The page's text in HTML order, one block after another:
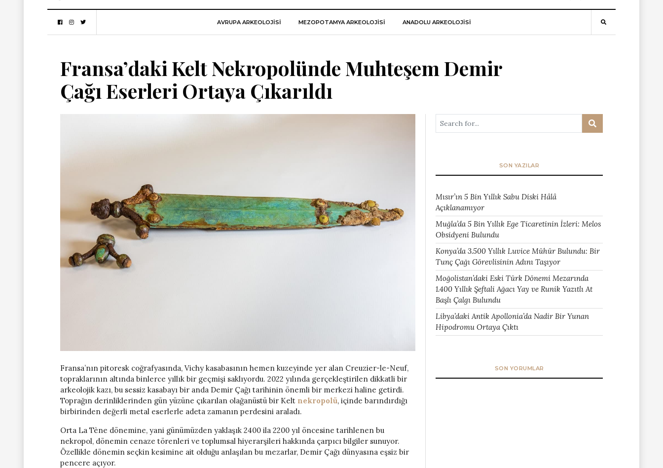
AVRUPA ARKEOLOJISI MEZOPOTAMYA ARKEOLOJISI ANADOLU ARKEOLOJİSİ
Fransa’daki Kelt Nekropolünde Muhteşem Demir
Çağı Eserleri Ortaya Çıkarıldı
Fransa’nın pitoresk coğrafyasında, Vichy kasabasının hemen kuzeyinde yer alan Creuzier-le-Neuf,
topraklarının altında binlerce yıllık bir geçmişi saklıyordu. 2022 yılında gerçekleştirilen dikkatli bir
arkeolojik kazı, bu sessiz kasabayı bir anda Demir Çağı tarihinin önemli bir merkezi haline getirdi.
Toprağın derinliklerinden gün yüzüne çıkarılan olağanüstü bir Kelt nekropolü, içinde barındırdığı
birbirinden değerli metal eserlerle adeta zamanın perdesini araladı.
Orta La Tène dönemine, yani günümüzden yaklaşık 2400 ila 2200 yıl öncesine tarihlenen bu
nekropol, dönemin cenaze törenleri ve toplumsal hiyerarşileri hakkında çarpıcı bilgiler sunuyor.
Özellikle dönemin seçkin kesimine ait olduğu anlaşılan bu mezarlar, Demir Çağı dünyasına eşsiz bir
pencere açıyor.
SON YAZILAR
Mısır’ın 5 Bin Yıllık Sabu Diski Hâlâ
Açıklanamıyor
Muğla’da 5 Bin Yıllık Ege Ticaretinin İzleri: Melos
Obsidyeni Bulundu
Konya’da 3.500 Yıllık Luvice Mühür Bulundu: Bir
Tunç Çağı Görevlisinin Adını Taşıyor
Moğolistan’daki Eski Türk Dönemi Mezarında
1.400 Yıllık Şeftali Ağacı Yay ve Runik Yazıtlı At
Başlı Çalgı Bulundu
Libya’daki Antik Apollonia’da Nadir Bir Yunan
Hipodromu Ortaya Çıktı
SON YORUMLAR